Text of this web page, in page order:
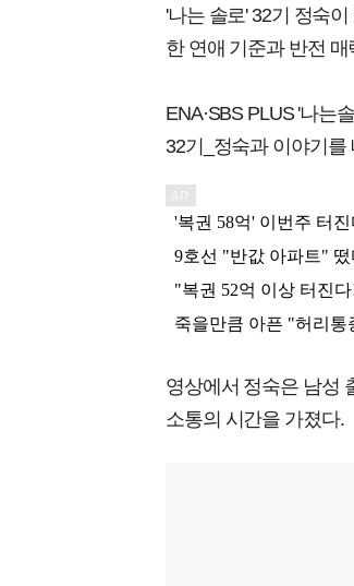
'나는 솔로' 32기 정숙
한 연애 기준과 반전
ENA·SBS PLUS '나
32기_정숙과 이야기를
영상에서 정숙은 남성
소통의 시간을 가졌다.